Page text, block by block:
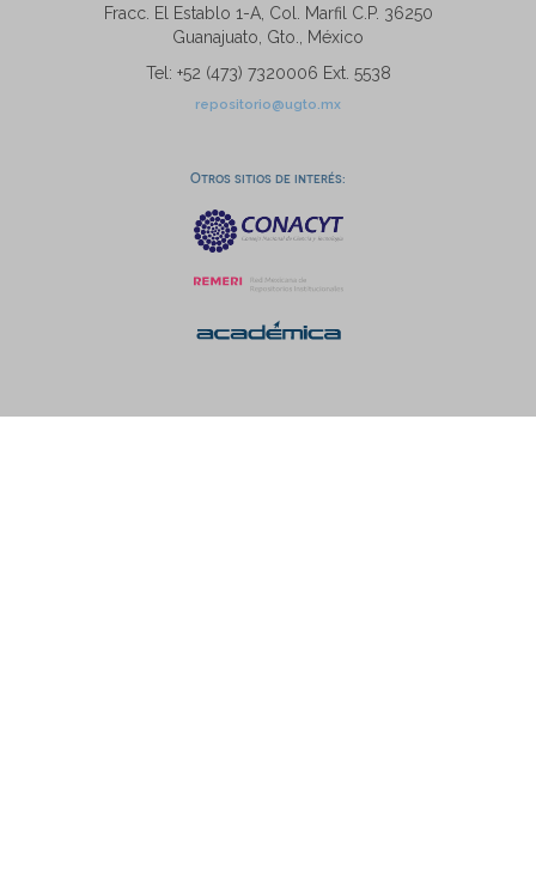
Fracc. El Establo 1-A, Col. Marfil C.P. 36250
Guanajuato, Gto., México
Tel: +52 (473) 7320006 Ext. 5538
repositorio@ugto.mx
Otros sitios de interés: